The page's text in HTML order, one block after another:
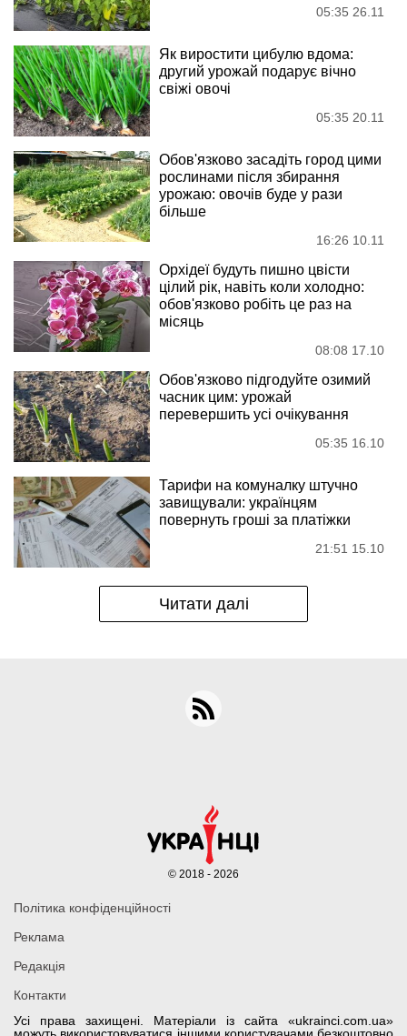
05:35 26.11
Як виростити цибулю вдома:
другий урожай подарує вічно
свіжі овочі
05:35 20.11
Обов'язково засадіть город цими
рослинами після збирання
урожаю: овочів буде у рази
більше
16:26 10.11
Орхідеї будуть пишно цвісти
цілий рік, навіть коли холодно:
обов'язково робіть це раз на
місяць
08:08 17.10
Обов'язково підгодуйте озимий
часник цим: урожай
перевершить усі очікування
05:35 16.10
Тарифи на комуналку штучно
завищували: українцям
повернуть гроші за платіжки
21:51 15.10
Читати далі
Усі права захищені. Матеріали із сайта «ukrainci.com.ua»
Політика конфіденційності
Реклама
Редакція
Контакти
© 2018 - 2026